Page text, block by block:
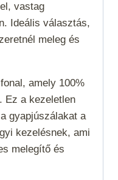
vastag
Ideális választás,
meleg és
amely 100%
Ez a kezeletlen
gyapjúszálakat a
kezelésnek, ami
melegítő és